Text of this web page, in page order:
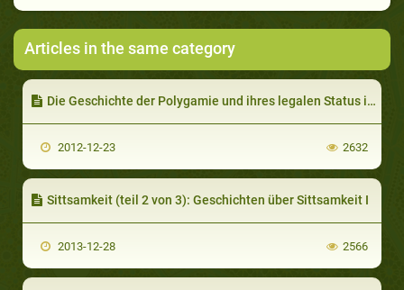
Articles in the same category
Die Geschichte der Polygamie und ihres legalen Status im Juden- und Christentum
2012-12-23 2632
Sittsamkeit (teil 2 von 3): Geschichten über Sittsamkeit I
2013-12-28 2566